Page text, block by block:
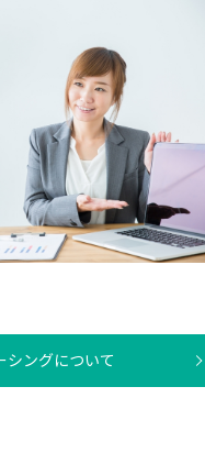
シングについて